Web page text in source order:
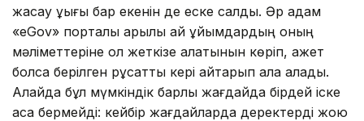
жасау құқығы бар екенін де еске салды. Әр адам
«eGov» порталы арқылы қай ұйымдардың оның
мәліметтеріне қол жеткізе алатынын көріп, қажет
болса берілген рұқсатты кері қайтарып ала алады.
Алайда бұл мүмкіндік барлық жағдайда бірдей іске
аса бермейді: кейбір жағдайларда деректерді жою